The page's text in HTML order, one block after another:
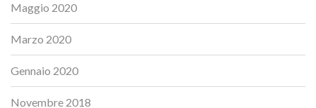
Maggio 2020
Marzo 2020
Gennaio 2020
Novembre 2018